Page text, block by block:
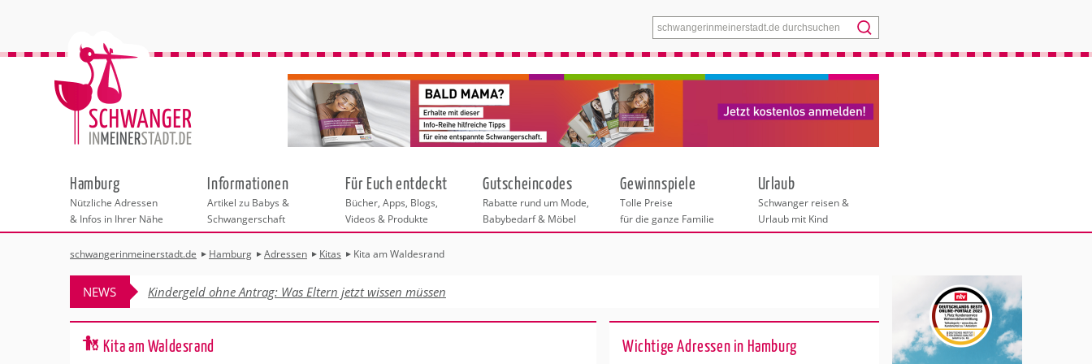
Menü
Hamburg
Nützliche Adressen
& Infos in Ihrer Nähe
Städteauswahl
Adressen
Hebammen
Geburtshäuser
Frauenärzte
Behördengänge &
Checklisten
Beratungsstellen
Kinderwunschzentren Berlin
Schwangerschaftskurse
Erste Hilfe & Beratung
Rückbildung
Shopping
Wellness & Gesundheit
Fotografie & Dienstleistungen
Informationen
Artikel zu Babys &
Schwangerschaft
Für Euch entdeckt
Bücher, Apps, Blogs,
Videos & Produkte
Gutscheincodes
Rabatte rund um Mode,
Babybedarf & Möbel
Gewinnspiele
Tolle Preise
für die ganze Familie
Urlaub
Schwanger reisen &
Urlaub mit Kind
schwangerinmeinerstadt.de Hamburg Adressen Kitas Kita am Waldesrand
NEWS Kindergeld ohne Antrag: Was Eltern jetzt wissen müssen
Kita am Waldesrand Wichtige Adressen in Hamburg